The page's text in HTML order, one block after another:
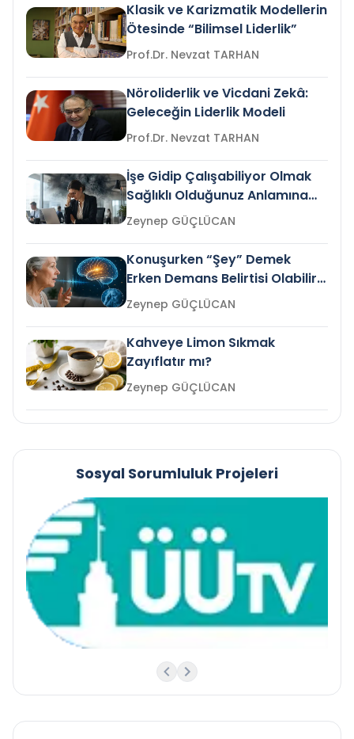
Klasik ve Karizmatik Modellerin
Ötesinde “Bilimsel Liderlik”
Prof.Dr. Nevzat TARHAN
Nöroliderlik ve Vicdani Zekâ:
Geleceğin Liderlik Modeli
Prof.Dr. Nevzat TARHAN
İşe Gidip Çalışabiliyor Olmak
Sağlıklı Olduğunuz Anlamına
Gelir mi?Zeynep GÜÇLÜCAN
Konuşurken “Şey” Demek
Erken Demans Belirtisi Olabilir
mi?
Zeynep GÜÇLÜCAN
Kahveye Limon Sıkmak
Zayıflatır mı?
Zeynep GÜÇLÜCAN
Sosyal Sorumluluk Projeleri